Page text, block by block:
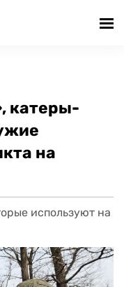
катеры-
на
используют на